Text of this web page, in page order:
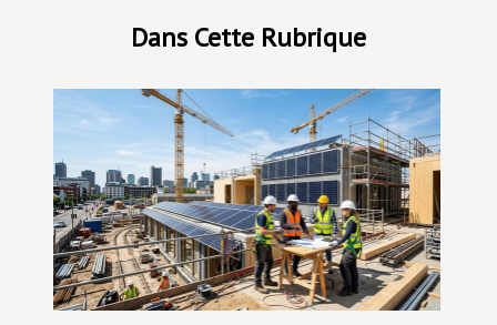
Dans Cette Rubrique